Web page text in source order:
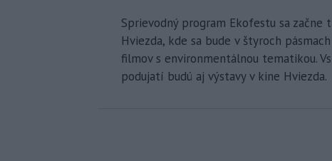
Sprievodný program Ekofestu sa začne
Hviezda, kde sa bude v štyroch
filmov s environmentálnou tematikou.
podujatí budú aj výstavy v kine Hviezda.